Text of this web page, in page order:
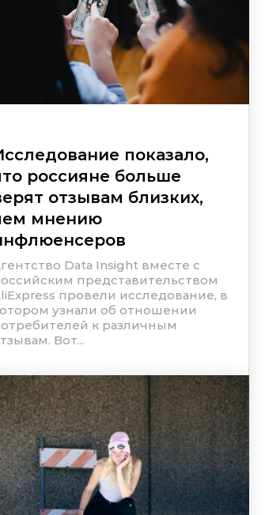
показало,
россияне больше
отзывам близких,
мнению
Data Insight вместе с
представительством
провели исследование, в
узнали об отношении
к различным
Вот...